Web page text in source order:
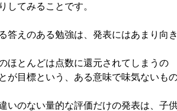
してみることです。
答えのある勉強は、発表にはあまり向
ほとんどは点数に還元されてしまうの
が目標という、ある意味で味気ないも
いのない量的な評価だけの発表は、子